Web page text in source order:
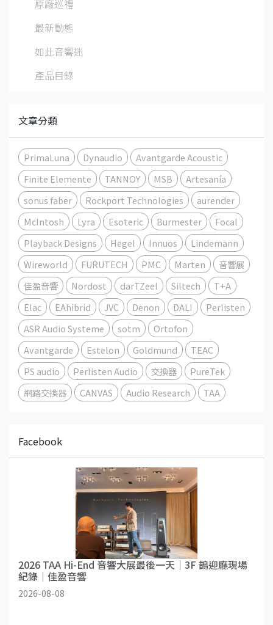
原廠巡禮
最新動態
如此音響迷
產品目錄
文章分類
PrimaLuna Dynaudio
Avantgarde Acoustic
Finite Elemente
TANNOY MSB
Artesanía
sonus faber
Rockport Technologies
aurender
McIntosh
Lyra Esoteric Burmester
Focal
Playback Designs
Hegel Innuos
Lindemann
Wireworld
FURUTECH PMC Marten
音響展
佳盈音響
Nordost darTZeel Siltech
T+A
Elac
EAhibrid JVC Denon DALI
Perlisten
ASR Audio Systeme
sotm
Ortofon
Avantgarde
Estelon Goldmund
TEAC
PS audio
Perlisten Audio 交換器
PureTek
網路交換器
CANVAS Audio Research TAA
Facebook
2026 TAA Hi-End 音響大展最後一天｜3F 鵲迎廳現場
紀錄｜佳盈音響
2026-08-08